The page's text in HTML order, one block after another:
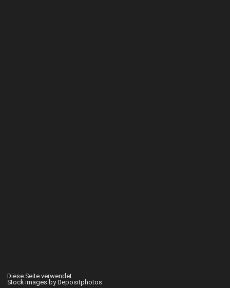
Diese Seite verwendet
Stock images by Depositphotos